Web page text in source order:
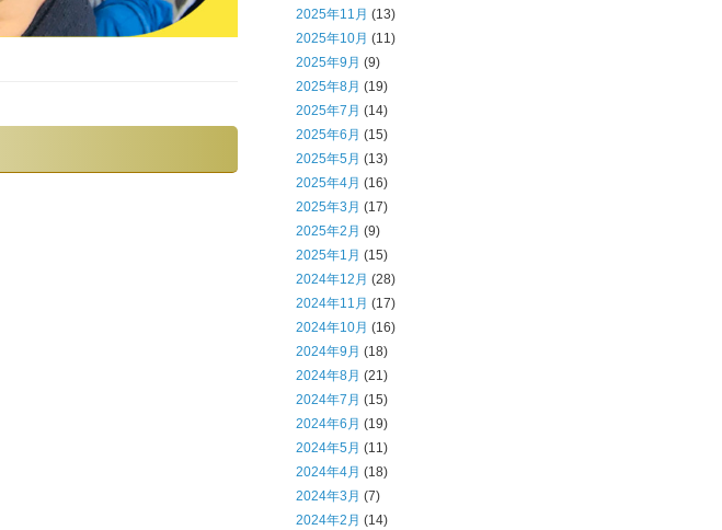
2025年11月 (13)
2025年10月 (11)
2025年9月 (9)
2025年8月 (19)
2025年7月 (14)
2025年6月 (15)
2025年5月 (13)
2025年4月 (16)
2025年3月 (17)
2025年2月 (9)
2025年1月 (15)
2024年12月 (28)
2024年11月 (17)
2024年10月 (16)
2024年9月 (18)
2024年8月 (21)
2024年7月 (15)
2024年6月 (19)
2024年5月 (11)
2024年4月 (18)
2024年3月 (7)
2024年2月 (14)